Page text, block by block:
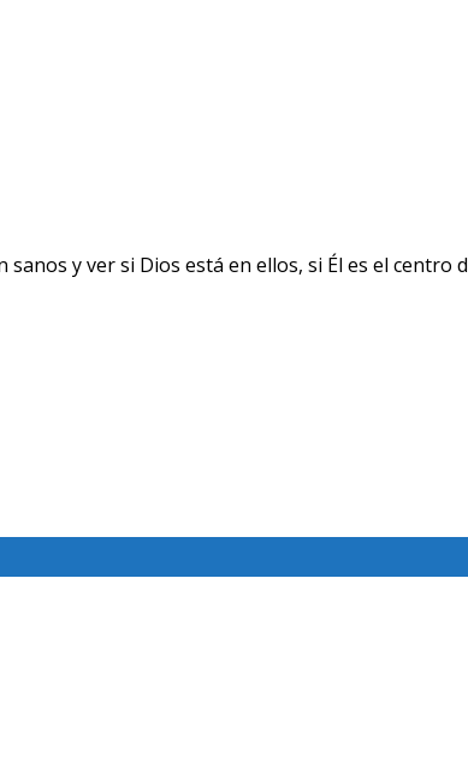
y ver si Dios está en ellos, si Él es el centro